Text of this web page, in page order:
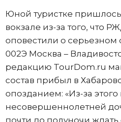
Юной туристке пришлось
вокзале из-за того, что
оповестили о серьезном
002Э Москва –
редакцию TourDom.ru
состав прибыл в
опозданием: «Из-за
несовершеннолетней
почти до полуночи ждать